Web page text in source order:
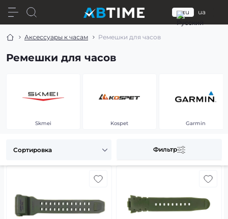
ru ua
Аксессуары к часам Ремешки для часов
Ремешки для часов
Skmei Kospet Garmin
Фильтр